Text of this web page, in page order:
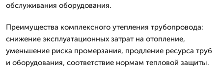
обслуживания оборудования.
Преимущества комплексного утепления трубопровода:
снижение эксплуатационных затрат на отопление,
уменьшение риска промерзания, продление ресурса труб
и оборудования, соответствие нормам тепловой защиты.